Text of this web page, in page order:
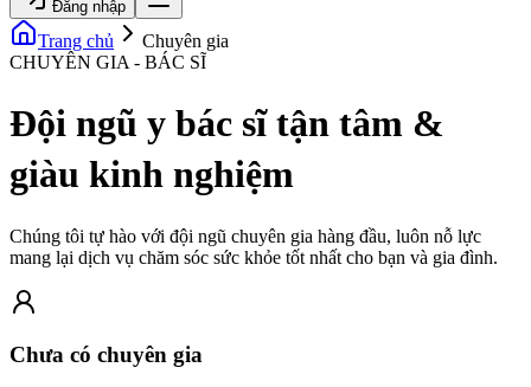
Đăng nhập
Trang chủ
Chuyên gia
CHUYÊN GIA - BÁC SĨ
Đội ngũ y bác sĩ tận tâm &
giàu kinh nghiệm
Chúng tôi tự hào với đội ngũ chuyên gia hàng đầu, luôn nỗ lực
mang lại dịch vụ chăm sóc sức khỏe tốt nhất cho bạn và gia đình.
Chưa có chuyên gia